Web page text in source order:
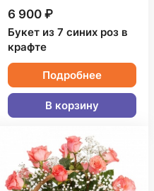
6 900 ₽
Букет из 7 синих роз в
крафте
Подробнее
В корзину